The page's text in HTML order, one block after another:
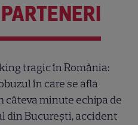
tragic în România:
în care se afla
câteva minute echipa de
din București, accident